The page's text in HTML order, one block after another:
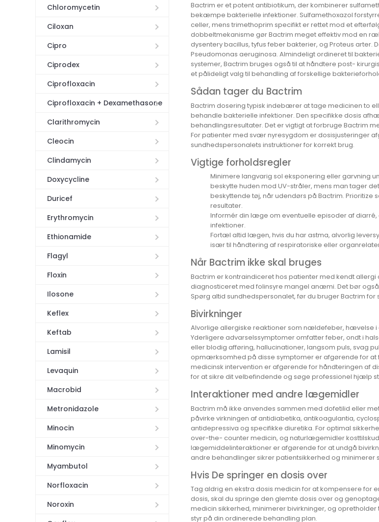
Chloromycetin
Ciloxan
Cipro
Ciprodex
Ciprofloxacin
Ciprofloxacin + Dexamethasone
Clarithromycin
Cleocin
Clindamycin
Doxycycline
Duricef
Erythromycin
Ethionamide
Flagyl
Floxin
Ilosone
Keflex
Keftab
Lamisil
Levaquin
Macrobid
Metronidazole
Minocin
Minomycin
Myambutol
Norfloxacin
Noroxin
Bactrim er et potent antibiotikum, der kombinerer
bekæmpe bakterielle infektioner. Sulfamethoxazol
celler, mens trimethoprim specifikt er rettet mod et
dobbeltmekanisme gør Bactrim meget effektiv mod en
dysentery bacillus, tyfus feber bakterier, og Proteus
Pseudomonas aeruginosa. Almindeligt ordineret til
systemer, Bactrim bruges også til at håndtere post-
et pålideligt valg til behandling af forskellige
Sådan tager du Bactrim
Bactrim dosering typisk indebærer at tage medicinen to
behandle bakterielle infektioner. Den specifikke dosis
behandlingsresultater. Det er vigtigt at forbruge Bactrim
For patienter med svær nyresygdom er dosisjusteringer
sundhedspersonalets instruktioner for korrekt brug.
Vigtige forholdsregler
Minimere langvarig sol eksponering eller garvning
beskytte huden mod UV-stråler, mens man tager
beskyttende tøj, når udendørs på Bactrim.
resultater.
Informér din læge om eventuelle episoder af
infektioner.
Fortæl altid lægen, hvis du har astma, alvorlig
især til håndtering af respiratoriske eller
Når Bactrim ikke skal bruges
Bactrim er kontraindiceret hos patienter med kendt
diagnosticeret med folinsyre mangel anæmi. Det bør
Spørg altid sundhedspersonalet, før du bruger Bactrim for
Bivirkninger
Alvorlige allergiske reaktioner som nældefeber,
Yderligere advarselssymptomer omfatter feber, ondt i
eller blodig afføring, hallucinationer, langsom puls, svag
opmærksomhed på disse symptomer er afgørende for
medicinsk intervention er afgørende for håndteringen af
for at sikre dit velbefindende og søge professionel hjælp
Interaktioner med andre lægemidler
Bactrim må ikke anvendes sammen med dofetilid eller
påvirke virkningen af antidiabetika, antikoagulantia,
antidepressiva og specifikke diuretika. For optimal
over-the- counter medicin, og naturlægemidler
lægemiddelinteraktioner er afgørende for at undgå
andre behandlinger sikrer patientsikkerhed og minimerer
Hvis De springer en dosis over
Tag aldrig en ekstra dosis medicin for at kompensere for
dosis, skal du springe den glemte dosis over og
medicin sikkerhed, minimerer bivirkninger, og
styr på din ordinerede behandling plan.